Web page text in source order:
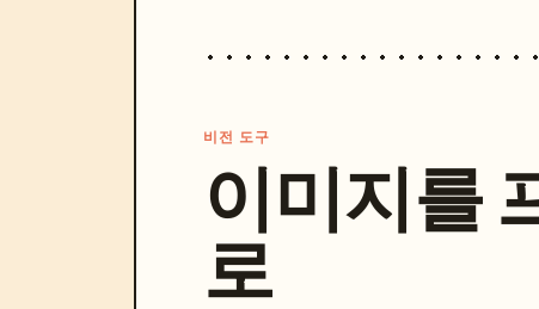
비전 도구
이미지를
로